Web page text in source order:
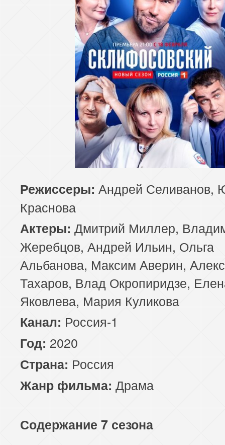
Режиссеры: Андрей Селиванов,
Краснова
Актеры: Дмитрий Миллер,
Жеребцов, Андрей Ильин, Ольга
Альбанова, Максим Аверин,
Тахаров, Влад Окропиридзе,
Яковлева, Мария Куликова
Канал: Россия-1
Год: 2020
Страна: Россия
Жанр фильма: Драма
Содержание 7 сезона